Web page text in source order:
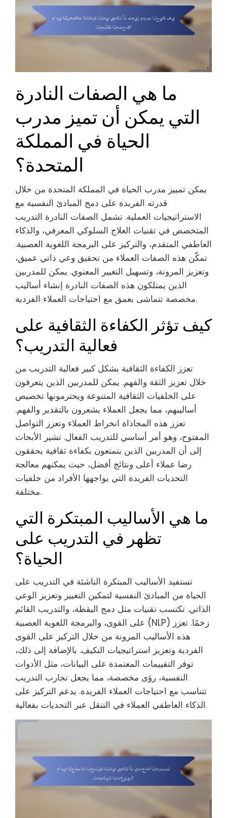
ما هي الصفات النادرة
التي يمكن أن تميز مدرب
الحياة في المملكة
المتحدة؟
يمكن تمييز مدرب الحياة في المملكة المتحدة من خلال
قدرته الفريدة على دمج المبادئ النفسية مع
الاستراتيجيات العملية. تشمل الصفات النادرة التدريب
المتخصص في تقنيات العلاج السلوكي المعرفي، والذكاء
العاطفي المتقدم، والتركيز على البرمجة اللغوية العصبية.
تمكّن هذه الصفات العملاء من تحقيق وعي ذاتي عميق،
وتعزيز المرونة، وتسهيل التغيير المعنوي. يمكن للمدربين
الذين يمتلكون هذه الصفات النادرة إنشاء أساليب
مخصصة تتماشى بعمق مع احتياجات العملاء الفردية.
كيف تؤثر الكفاءة الثقافية على
فعالية التدريب؟
تعزز الكفاءة الثقافية بشكل كبير فعالية التدريب من
خلال تعزيز الثقة والفهم. يمكن للمدربين الذين يتعرفون
على الخلفيات الثقافية المتنوعة ويحترمونها تخصيص
أساليبهم، مما يجعل العملاء يشعرون بالتقدير والفهم.
تعزز هذه المحاذاة انخراط العملاء وتعزز التواصل
المفتوح، وهو أمر أساسي للتدريب الفعال. تشير الأبحاث
إلى أن المدربين الذين يتمتعون بكفاءة ثقافية يحققون
رضا عملاء أعلى ونتائج أفضل، حيث يمكنهم معالجة
التحديات الفريدة التي يواجهها الأفراد من خلفيات
مختلفة.
ما هي الأساليب المبتكرة التي
تظهر في التدريب على
الحياة؟
تستفيد الأساليب المبتكرة الناشئة في التدريب على
الحياة من المبادئ النفسية لتمكين التغيير وتعزيز الوعي
الذاتي. تكتسب تقنيات مثل دمج اليقظة، والتدريب القائم
على القوى، والبرمجة اللغوية العصبية (NLP) زخمًا. تعزز
هذه الأساليب المرونة من خلال التركيز على القوى
الفردية وتعزيز استراتيجيات التكيف. بالإضافة إلى ذلك،
توفر التقييمات المعتمدة على البيانات، مثل الأدوات
النفسية، رؤى مخصصة، مما يجعل تجارب التدريب
تتناسب مع احتياجات العملاء الفريدة. يدعم التركيز على
الذكاء العاطفي العملاء في التنقل عبر التحديات بفعالية.